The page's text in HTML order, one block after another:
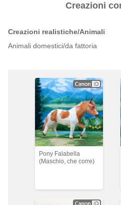
Creazioni
Creazioni realistiche/Animali
Animali domestici/da fattoria
Pony Falabella
(Maschio, che corre)